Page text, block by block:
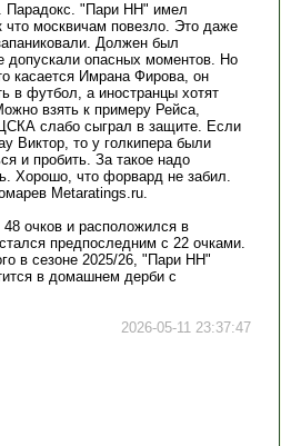
Парадокс. "Пари НН" имел
что москвичам повезло. Это даже
Должен был
допускали опасных моментов. Но
касается Имрана Фирова, он
в футбол, а иностранцы хотят
взять к примеру Рейса,
слабо сыграл в защите. Если
Виктор, то у голкипера были
и пробить. За такое надо
Хорошо, что форвард не забил.
Metaratings.ru.
очков и расположился в
предпоследним с 22 очками.
в сезоне 2025/26, "Пари НН"
в домашнем дерби с
2026-05-11 23:37:47